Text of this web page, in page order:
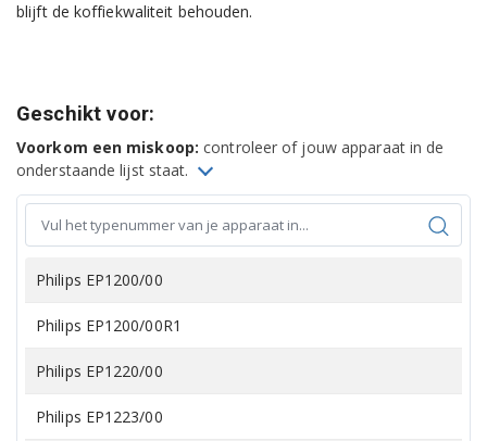
blijft de koffiekwaliteit behouden.
Geschikt voor:
Voorkom een miskoop: controleer of jouw apparaat in de
onderstaande lijst staat.
Philips EP1200/00
Philips EP1200/00R1
Philips EP1220/00
Philips EP1223/00